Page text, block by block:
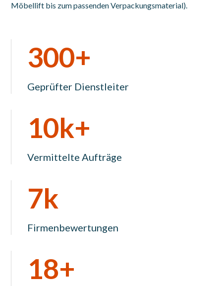
Möbellift bis zum passenden Verpackungsmaterial).
300+
Geprüfter Dienstleiter
10k+
Vermittelte Aufträge
7k
Firmenbewertungen
18+